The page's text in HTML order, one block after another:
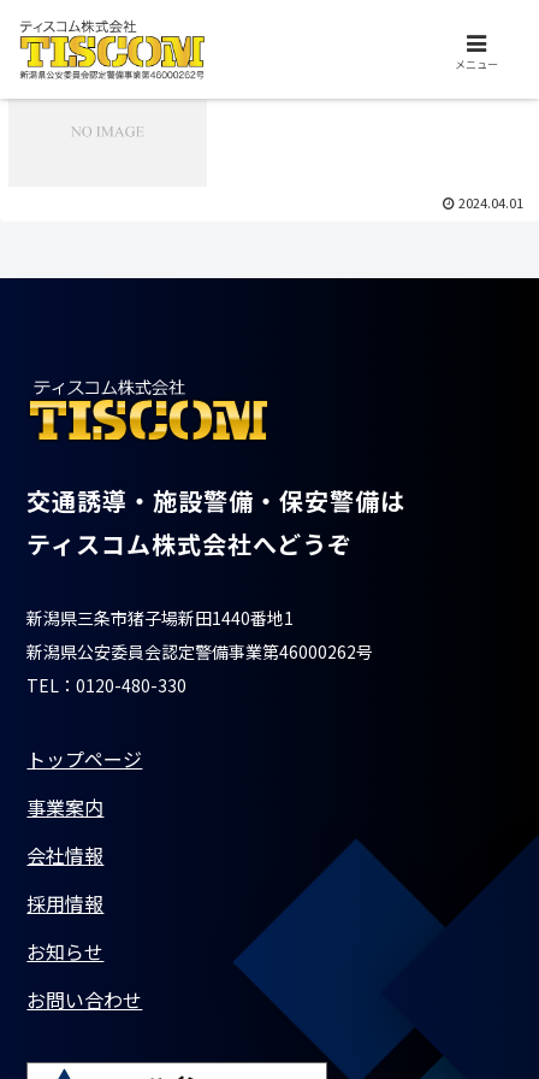
交通誘導、施設警備、保安警備はお任せ下さい。ティスコム株式会社は、安
心安全を支えるプロフェッショナル集団です。
2024.04.08
2024.04.01
交通誘導・施設警備・保安警備は
ティスコム株式会社へどうぞ
新潟県三条市猪子場新田1440番地1
新潟県公安委員会認定警備事業第46000262号
TEL：0120-480-330
トップページ
事業案内
会社情報
採用情報
お知らせ
お問い合わせ
メニュー